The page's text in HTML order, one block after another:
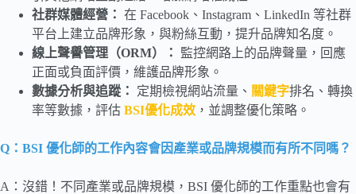
社群媒體經營： 在 Facebook、Instagram、LinkedIn 等社群
平台上建立品牌形象，與粉絲互動，提升品牌知名度。
線上聲譽管理（ORM）：
監控網路上的品牌聲量，回應
正面或負面評價，維護品牌形象。
數據分析與追蹤：
定期檢視網站流量、 關鍵字排名、轉換
率等數據，評估 BSI優化成效 ，並調整優化策略。
Q：BSI 優化師的工作內容會因產業或品牌規模而有所不同嗎？
A：沒錯！不同產業或品牌規模，BSI 優化師的工作重點也會有